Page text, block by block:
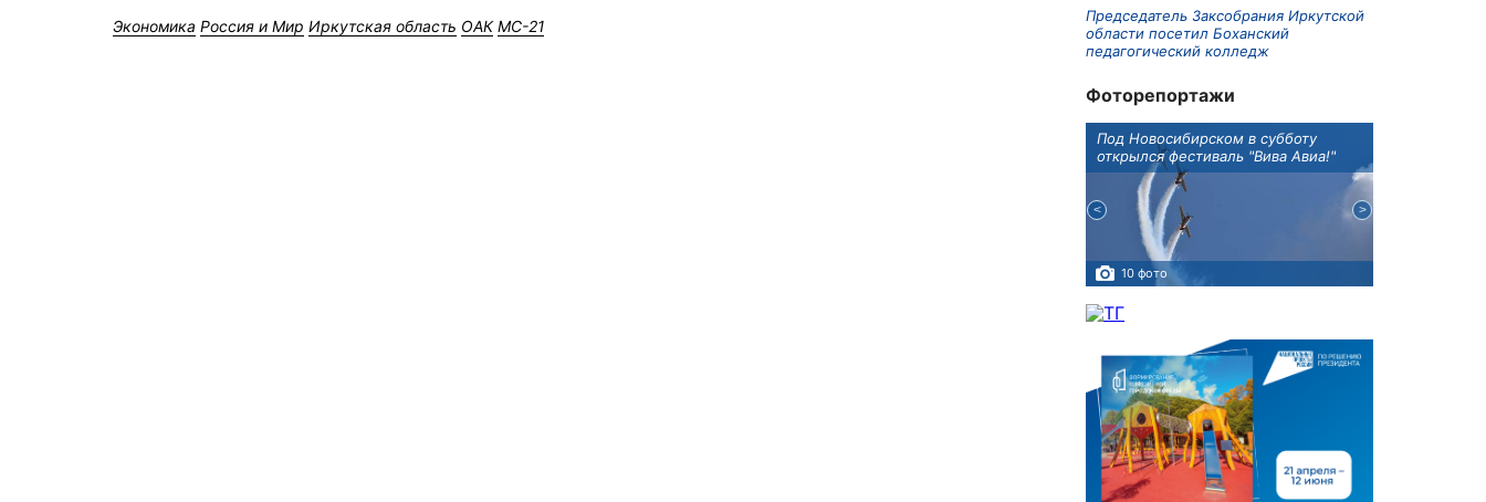
Экономика Россия и Мир Иркутская область ОАК МС-21
Председатель Заксобрания Иркутской
области посетил Боханский
педагогический колледж
Фоторепортажи
Под Новосибирском в субботу
открылся фестиваль "Вива Авиа!"
10 фото